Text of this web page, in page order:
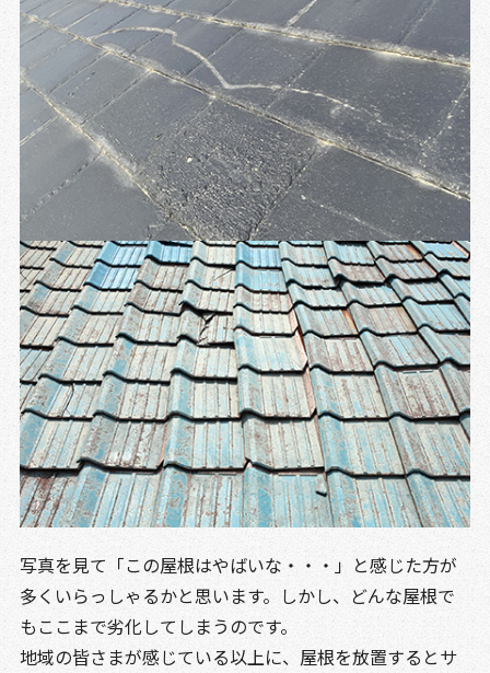
写真を見て「この屋根はやばいな・・・」と感じた方が
多くいらっしゃるかと思います。しかし、どんな屋根で
もここまで劣化してしまうのです。
地域の皆さまが感じている以上に、屋根を放置するとサ